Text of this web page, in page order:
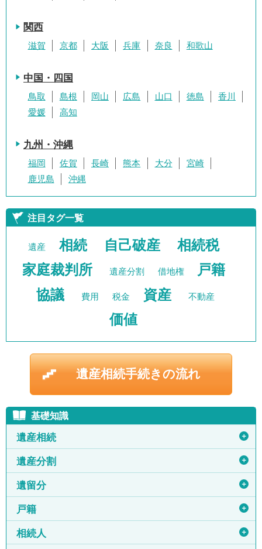
関西
滋賀 京都 大阪 兵庫 奈良 和歌山
中国・四国
鳥取 島根 岡山 広島 山口 徳島
香川
愛媛
高知
九州・沖縄
福岡 佐賀 長崎 熊本 大分
宮崎
鹿児島
沖縄
注目タグ一覧
遺産 相続 自己破産
相続税
家庭裁判所
遺産分割 借地権
戸籍
協議
費用 税金 資産 不動産
価値
遺産相続手続きの流れ
基礎知識
遺産相続 ＋
遺産分割 ＋
遺留分 ＋
戸籍 ＋
相続人 ＋